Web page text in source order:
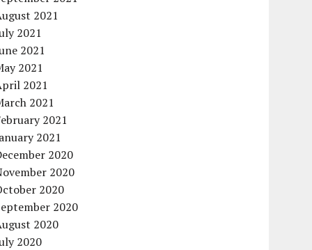
2021
2021
2021
2021
2021
2021
2021
2021
2020
2020
2020
2020
2020
2020